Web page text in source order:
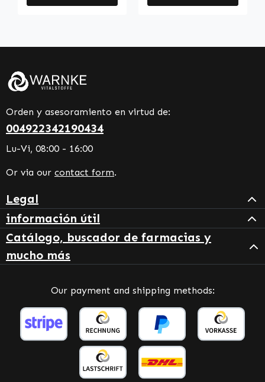
Orden y asesoramiento en virtud de:
004922342190434
Lu-Vi, 08:00 - 16:00
Or via our contact form.
Legal
información útil
Catálogo, buscador de farmacias y
mucho más
Our payment and shipping methods: